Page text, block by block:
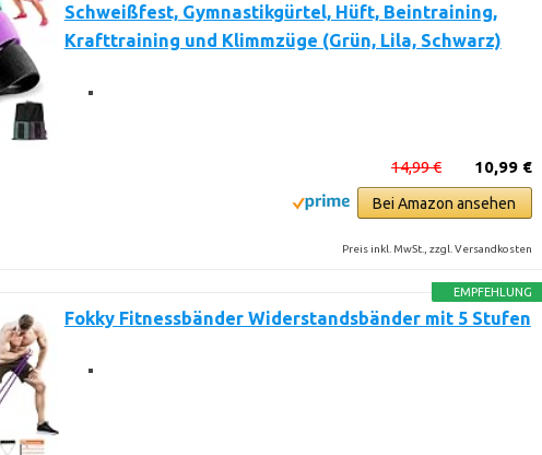
Schweißfest, Gymnastikgürtel, Hüft, Beintraining,
Krafttraining und Klimmzüge (Grün, Lila, Schwarz)
10,99 €
14,99 €
Bei Amazon ansehen
Preis inkl. MwSt., zzgl. Versandkosten
EMPFEHLUNG
Fokky Fitnessbänder Widerstandsbänder mit 5 Stufen